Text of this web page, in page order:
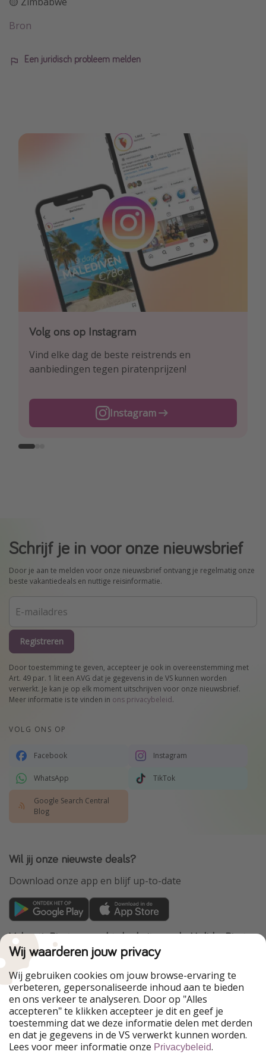
Bron
Een juridisch probleem melden
Volg ons op Instagram
Vind elke dag de beste reistrends en
aanbiedingen tegen piratenprijzen!
Instagram
Volg ons op Facebook
Ontdek onze dagelijkse reis- en
vluchtaanbiedingen tegen piratenprijzen!
Facebook
Volg ons op TikTok
Voor de heetste deals en beste reis-hacks!
TikTok
Schrijf je in voor onze nieuwsbrief
Door je aan te melden voor onze nieuwsbrief ontvang je regelmatig onze
beste vakantiedeals en nuttige reisinformatie.
Registreren
Door toestemming te geven, accepteer je ook in overeenstemming met
Art. 49 par. 1 lit een AVG dat je gegevens in de VS kunnen worden
verwerkt. Je kan je op elk moment uitschrijven voor onze nieuwsbrief.
Meer informatie is te vinden in ons privacybeleid.
VOLG ONS OP
Facebook Instagram
WhatsApp TikTok
Google Search Central
Blog
Wil jij onze nieuwste deals?
Download onze app en blijf up-to-date
VakantiePiraten maakt deel uit van de HolidayPirates
Group
Onze markten
PiratinViaggio
HolidayPirates
WakacyjniPiraci
VoyagesPirates
Ferienpiraten
Urlaubspiraten
Urlaubspiraten
ViajerosPiratas
TravelPirates
Wij waarderen jouw privacy
Wij gebruiken cookies om jouw browse-ervaring te
verbeteren, gepersonaliseerde inhoud aan te bieden
en ons verkeer te analyseren. Door op "Alles
accepteren" te klikken accepteer je dit en geef je
toestemming dat we deze informatie delen met derden
en dat je gegevens in de VS verwerkt kunnen worden.
Lees voor meer informatie onze Privacybeleid.